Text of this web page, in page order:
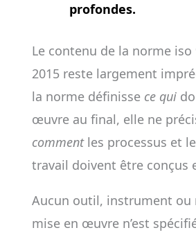
profondes.
Le contenu de la norme iso
2015 reste largement
la norme définisse ce qui
œuvre au final, elle ne
comment les processus et
travail doivent être conçus
Aucun outil, instrument ou
mise en œuvre n’est